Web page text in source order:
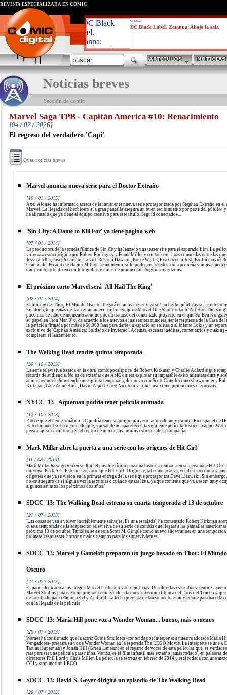
critica
DC Black Label. Zatanna: Abajo la sala
REVISTA ESPECIALIZADA EN CÓMIC
Noticias breves
Sección de comic
Marvel Saga TPB - Capitán America #10: Renacimiento
[04 / 02 / 2026]
El regreso del verdadero 'Capi'
Otras noticias breves
Marvel anuncia nueva serie para el Doctor Extraño
[10 / 01 / 2015]
Axel Alonso ha informado acerca de la inminente nueva serie protagonizada por Stephen Extraño en el
Marvel. La llegada del hechicero a la gran pantalla asegura un buen recibimiento por parte del público
ha afirmado que ya tiene al equipo creativo para este título. Seguid conectados...
'Sin City: A Dame to Kill For' ya tiene página web
[07 / 01 / 2014]
La productora de la secuela fílmica de Sin City ha lanzado una teaser site para el esperado film. La
volverá a estar dirigida por Robert Rodríguez y Frank Miller y contará con caras conocidas entre las que
Jessica Alba, Joseph Gordon-Levitt, Rosario Dawson, Bruce Willis, Eva Green o Josh Brolin
Ciudad del Pecado creada por Miller. De momento, sólo podemos acceder a una pequeña sinopsis pero
que pronto actualicen con fotografías y notas de producción. Seguid conectados...
El próximo corto Marvel será 'All Hail The King'
[02 / 01 / 2014]
El blu-ray de 'Thor: El Mundo Oscuro' llegará en unos meses y ya se han hecho públicos sus
Sin duda, lo que más destaca es un nuevo cortometraje de Marvel One Shot titulado 'All Hail The
poco más se sabe de momento aunque podría tratarse del comentado proyecto en el que Sir Ben
su papel en 'Iron Man 3' o, de acuerdo a los nuevos e insistentes rumores, ser la respuesta de la Casa de
la petición firmada por más de 50.000 fans para darle un espacio en solitario al infame Loki- y un
exclusivo de 'Capitán América: Soldado de Invierno'. Además, escenas inéditas, comentarios y
completan el lanzamiento.
The Walking Dead tendrá quinta temporada
[30 / 10 / 2013]
La serie televisiva basada en la obra 'zombipocalíptica' de Robert Kirkman y Charlie Adlard sigue
récords de audiencia. No es de extrañar que AMC quiera explotar su imparable éxito mientras dure y
anunciar que el show tendrá una quinta temporada, de nuevo con Scott Gimple como showrunner y
Kirkman, Gale Anne Hurd, David Alpert, Greg Nicotero y Tom Luse como productores ejecutivos
NYCC '13 - Aquaman podría tener película animada
[12 / 10 / 2013]
Parece que el héroe acuático DC podría tener su propio proyecto animado muy pronto. En el panel de
Entertainment se ha insinuado que, a pesar de no aparecer en la siguiente película Justice League: War,
personaje se encontraría en el centro de uno de los futuros estrenos de la compañía
Mark Millar abre la puerta a una serie con los orígenes de Hit Girl
[11 / 08 / 2013]
Mark Millar ha sugerido en su foro el posible título para una historia centrada en su personaje Hit-Girl
universo Kick Ass. Este no sería otro que Hit-Girl: Origins y, tal como avanza, vendría a recontar y
orígenes que ya se vieron en la primera entrega de la serie que protagoniza Dave Lizewski. Sin
no está seguro de si alguna vez la escribirá o cuándo estará lista, ya que comenta que va a estar 'muy
algunos asuntos los próximos dos años.'
SDCC '13: The Walking Dead estrena su cuarta temporada el 13 de octubre
[21 / 07 / 2013]
'Las cosas se van a volver increíblemente salvajes. Es una escalada', ha comentado Robert Kirkman
cuarta temporada de la adaptación televisiva de su serie de zombis que llegará a las pantallas
próximo 13 de octubre. También se estrena Scott M. Gimple como nuevo showrunner en una temporada
promete 'respuestas, horror y malos tiempos para los supervivientes.'
SDCC '13: Marvel y Gameloft preparan un juego basado en Thor: El Mundo
Oscuro
[21 / 07 / 2013]
El panel dedicado a los juegos Marvel ha dejado varias noticias. Una de ellas es la alianza entre
Marvel Studios para crear un programa conectado a la nueva aventura fílmica del Dios del Trueno y que
desarrollado para iPhone, iPad y Android. La fecha prevista de lanzamiento es noviembre para hacerla
con la llegada de la película
SDCC '13: María Hill pone voz a Wonder Woman... bueno, más o menos
[20 / 07 / 2013]
Warner ha confirmado que la actriz Cobie Smulders -conocida por interpretar a nuestra adorada María
Vengadores- prestará su voz a Wonder Woman en la esperada The LEGO Movie. La intérprete se une a
Tatum (Superman) y Jonah Hill (Green Lantern) en el reparto de voces de esta películas que 'es
rara para ser una película para niños. Vamos, es el film infantil más extraño jamás rodado', en palabras
directores Phil Lord y Chris Miller. La película se estrena en febrero de 2014 y está rodada con una
CGI y stop motion LEGO
SDCC '13: David S. Goyer dirigirá un episodio de The Walking Dead
[20 / 07 / 2013]